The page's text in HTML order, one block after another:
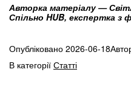
Авторка матеріалу —
Спільно HUB, експертка з
Опубліковано 2026-06-18
В категорії Статті